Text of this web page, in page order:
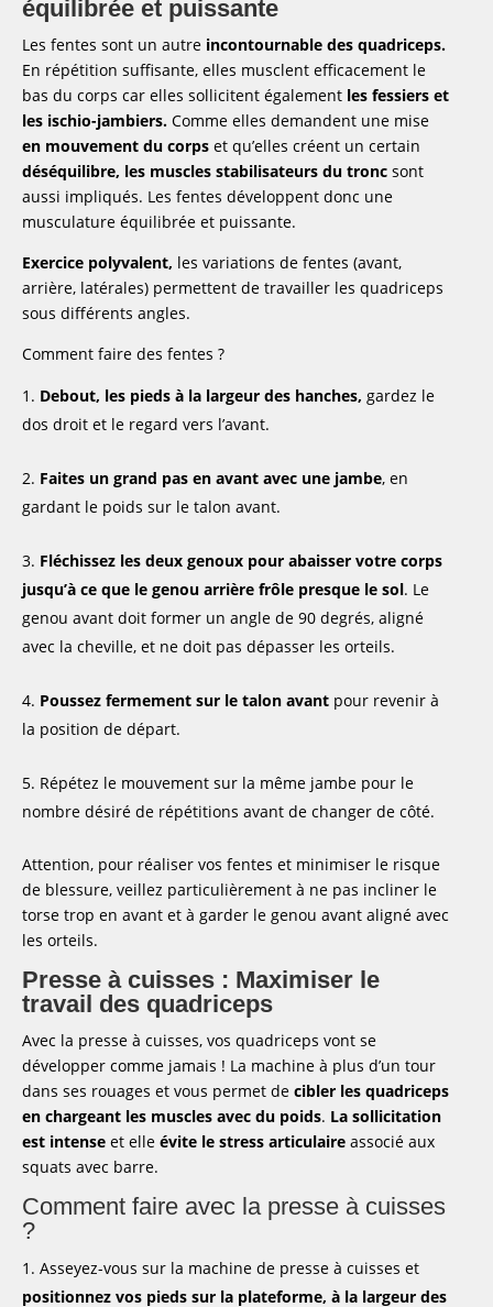
équilibrée et puissante
Les fentes sont un autre incontournable des quadriceps.
En répétition suffisante, elles musclent efficacement le
bas du corps car elles sollicitent également les fessiers et
les ischio-jambiers. Comme elles demandent une mise
en mouvement du corps et qu’elles créent un certain
déséquilibre, les muscles stabilisateurs du tronc sont
aussi impliqués. Les fentes développent donc une
musculature équilibrée et puissante.
Exercice polyvalent, les variations de fentes (avant,
arrière, latérales) permettent de travailler les quadriceps
sous différents angles.
Comment faire des fentes ?
Debout, les pieds à la largeur des hanches, gardez le
dos droit et le regard vers l’avant.
Faites un grand pas en avant avec une jambe, en
gardant le poids sur le talon avant.
Fléchissez les deux genoux pour abaisser votre corps
jusqu’à ce que le genou arrière frôle presque le sol. Le
genou avant doit former un angle de 90 degrés, aligné
avec la cheville, et ne doit pas dépasser les orteils.
Poussez fermement sur le talon avant pour revenir à
la position de départ.
Répétez le mouvement sur la même jambe pour le
nombre désiré de répétitions avant de changer de côté.
Attention, pour réaliser vos fentes et minimiser le risque
de blessure, veillez particulièrement à ne pas incliner le
torse trop en avant et à garder le genou avant aligné avec
les orteils.
Presse à cuisses : Maximiser le
travail des quadriceps
Avec la presse à cuisses, vos quadriceps vont se
développer comme jamais ! La machine à plus d’un tour
dans ses rouages et vous permet de cibler les quadriceps
en chargeant les muscles avec du poids. La sollicitation
est intense et elle évite le stress articulaire associé aux
squats avec barre.
Comment faire avec la presse à cuisses
?
Asseyez-vous sur la machine de presse à cuisses et
positionnez vos pieds sur la plateforme, à la largeur des